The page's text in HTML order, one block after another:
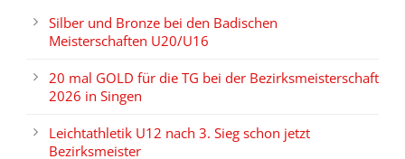
Silber und Bronze bei den Badischen
Meisterschaften U20/U16
20 mal GOLD für die TG bei der Bezirksmeisterschaft
2026 in Singen
Leichtathletik U12 nach 3. Sieg schon jetzt
Bezirksmeister